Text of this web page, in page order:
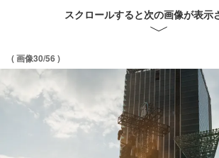
スクロールすると次の画像が表示
( 画像30/56 )